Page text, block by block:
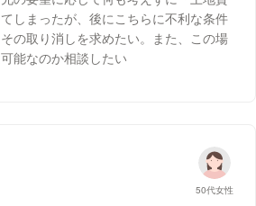
しまったが、後にこちらに不利な条件
の取り消しを求めたい。また、この場
能なのか相談したい
50代女性